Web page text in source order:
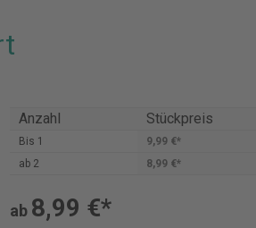
Anzahl Stückpreis
Bis 1
9,99 €*
ab 2 8,99 €*
ab 8,99 €*